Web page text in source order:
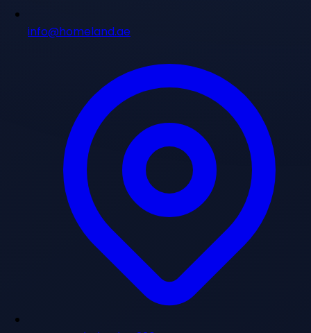
info@homeland.ae